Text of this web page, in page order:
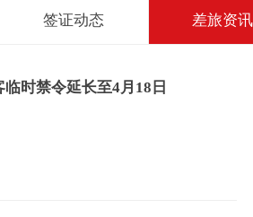
签证动态 差旅资讯
时禁令延长至4月18日